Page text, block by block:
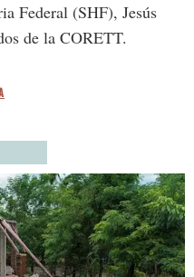
Federal (SHF), Jesús
de la CORETT.